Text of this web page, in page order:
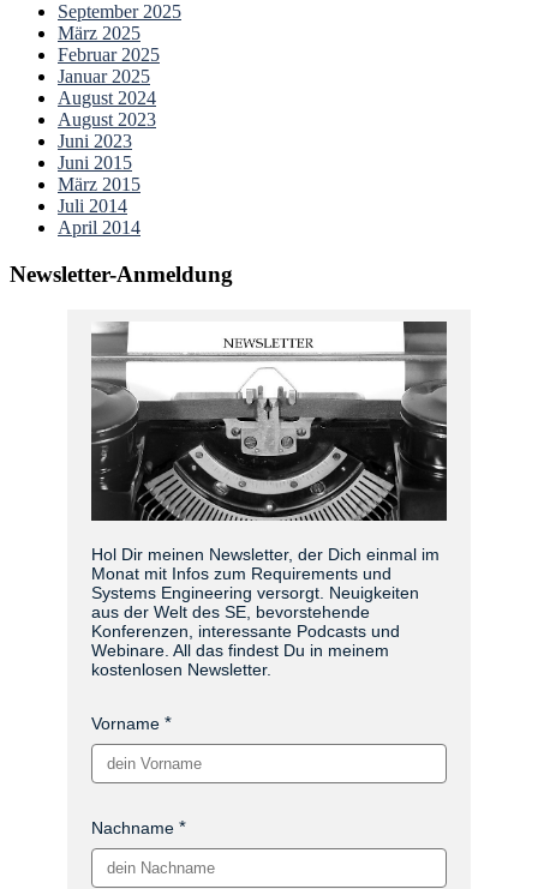
September 2025
März 2025
Februar 2025
Januar 2025
August 2024
August 2023
Juni 2023
Juni 2015
März 2015
Juli 2014
April 2014
Newsletter-Anmeldung
Hol Dir meinen Newsletter, der Dich einmal im
Monat mit Infos zum Requirements und
Systems Engineering versorgt. Neuigkeiten
aus der Welt des SE, bevorstehende
Konferenzen, interessante Podcasts und
Webinare. All das findest Du in meinem
kostenlosen Newsletter.
Vorname
Nachname